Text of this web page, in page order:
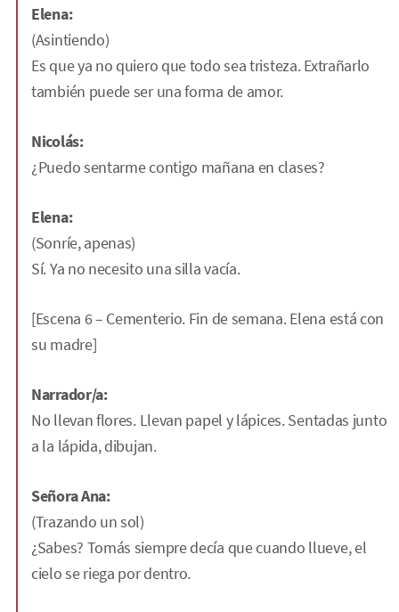
Elena:
(Asintiendo)
Es que ya no quiero que todo sea tristeza. Extrañarlo
también puede ser una forma de amor.
Nicolás:
¿Puedo sentarme contigo mañana en clases?
Elena:
(Sonríe, apenas)
Sí. Ya no necesito una silla vacía.
[Escena 6 – Cementerio. Fin de semana. Elena está con
su madre]
Narrador/a:
No llevan flores. Llevan papel y lápices. Sentadas junto
a la lápida, dibujan.
Señora Ana:
(Trazando un sol)
¿Sabes? Tomás siempre decía que cuando llueve, el
cielo se riega por dentro.